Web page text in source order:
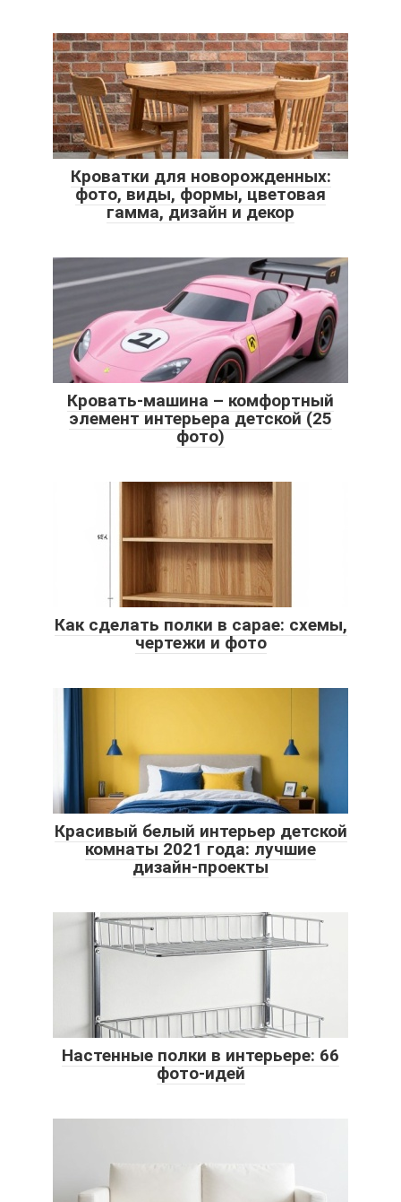
Кроватки для новорожденных:
фото, виды, формы, цветовая
гамма, дизайн и декор
Кровать-машина – комфортный
элемент интерьера детской (25
фото)
Как сделать полки в сарае: схемы,
чертежи и фото
Красивый белый интерьер детской
комнаты 2021 года: лучшие
дизайн-проекты
Настенные полки в интерьере: 66
фото-идей